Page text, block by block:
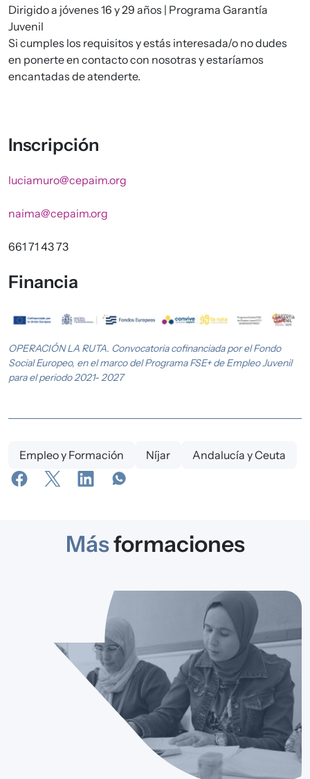
Dirigido a jóvenes 16 y 29 años | Programa Garantía
Juvenil
Si cumples los requisitos y estás interesada/o no dudes
en ponerte en contacto con nosotras y estaríamos
encantadas de atenderte.
Inscripción
luciamuro@cepaim.org
naima@cepaim.org
661 71 43 73
Financia
Imagen
OPERACIÓN LA RUTA. Convocatoria cofinanciada por el Fondo
Social Europeo, en el marco del Programa FSE+ de Empleo Juvenil
para el periodo 2021- 2027
Empleo y Formación Níjar Andalucía y Ceuta
Másformaciones